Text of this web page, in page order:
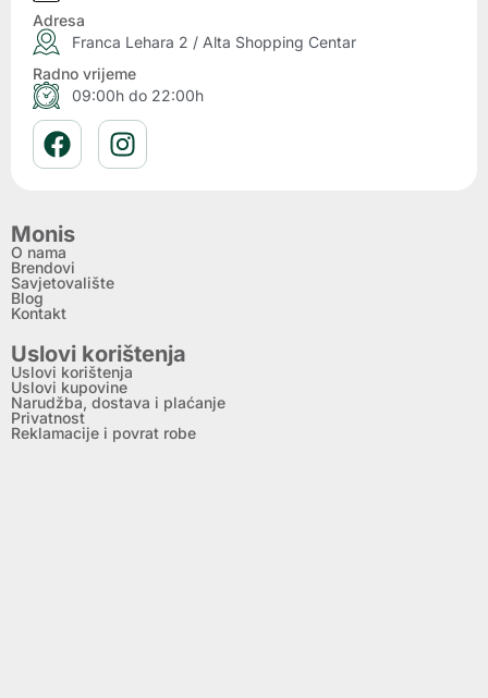
Adresa
Franca Lehara 2 / Alta Shopping Centar
Radno vrijeme
09:00h do 22:00h
Monis
O nama
Brendovi
Savjetovalište
Blog
Kontakt
Uslovi korištenja
Uslovi korištenja
Uslovi kupovine
Narudžba, dostava i plaćanje
Privatnost
Reklamacije i povrat robe